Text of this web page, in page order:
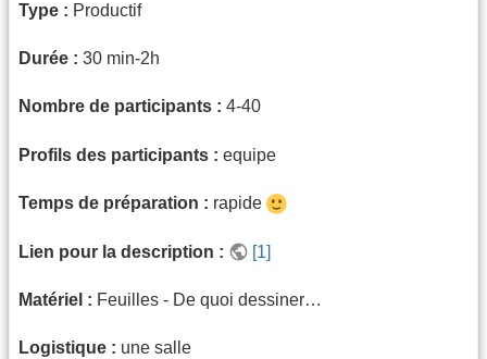
Type : Productif
Durée : 30 min-2h
Nombre de participants : 4-40
Profils des participants : equipe
Temps de préparation : rapide
Lien pour la description : [1]
Matériel : Feuilles - De quoi dessiner…
Logistique : une salle